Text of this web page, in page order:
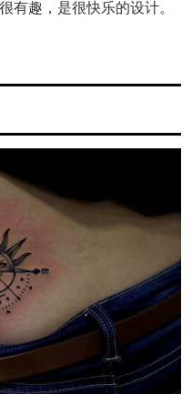
有趣，是很快乐的设计。